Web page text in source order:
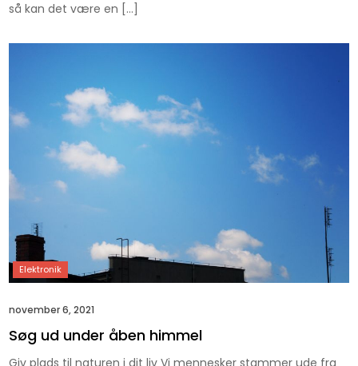
så kan det være en […]
november 6, 2021
Søg ud under åben himmel
Giv plads til naturen i dit liv Vi mennesker stammer ude fra